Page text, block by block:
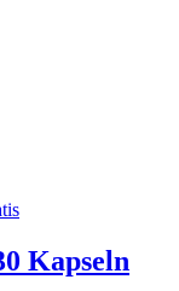
Kapseln